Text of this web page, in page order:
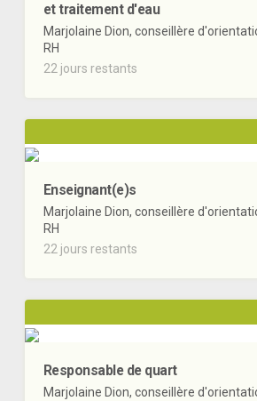
et traitement d'eau
Marjolaine Dion, conseillère
RH
22 jours restants
Enseignant(e)s
Marjolaine Dion, conseillère
RH
22 jours restants
Responsable de quart
Marjolaine Dion, conseillère